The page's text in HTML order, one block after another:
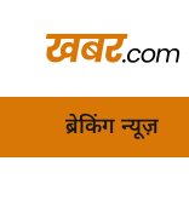
ब्रेकिंग न्यूज़